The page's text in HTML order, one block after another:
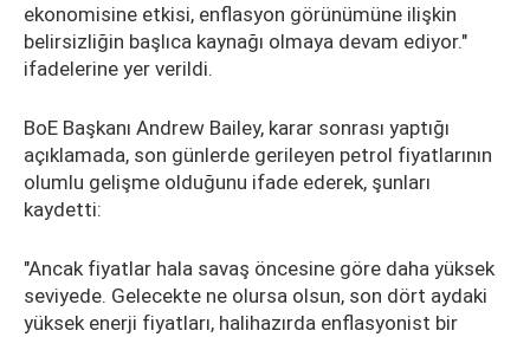
ekonomisine etkisi, enflasyon görünümüne ilişkin
belirsizliğin başlıca kaynağı olmaya devam ediyor."
ifadelerine yer verildi.
BoE Başkanı Andrew Bailey, karar sonrası yaptığı
açıklamada, son günlerde gerileyen petrol fiyatlarının
olumlu gelişme olduğunu ifade ederek, şunları
kaydetti:
"Ancak fiyatlar hala savaş öncesine göre daha yüksek
seviyede. Gelecekte ne olursa olsun, son dört aydaki
yüksek enerji fiyatları, halihazırda enflasyonist bir